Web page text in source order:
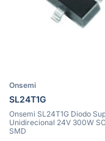
Onsemi
SL24T1G
Onsemi SL24T1G Diodo
Unidirecional 24V 300W
SMD